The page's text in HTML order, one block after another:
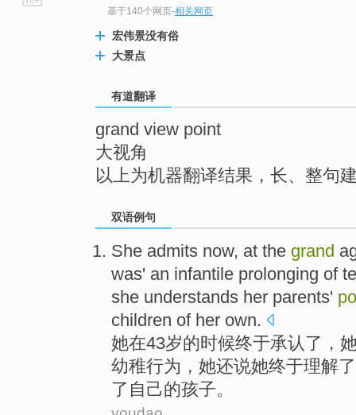
基于140个网页-相关网页
宏伟景没有俗
大景点
有道翻译
grand view point
大视角
以上为机器翻译结果，长、整句
双语例句
She admits now, at the grand
was' an infantile prolonging of
she understands her parents'
children ofher own.
她在43岁的时候终于承认 了，
幼稚行为，她还说她终于理解了
了自己的孩子。